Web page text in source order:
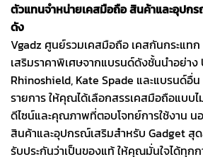
ตัวแทนจำหน่ายเคสมือถือ สินค้าและอุปก
ดัง
Vgadz ศูนย์รวมเคสมือถือ เคสกันกระแท
เสริมราคาพิเศษจากแบรนด์ดังชั้นนำอย่าง
Rhinoshield, Kate Spade และแบรนด์อื่
รายการ ให้คุณได้เลือกสรรเคสมือถือแบบ
ดีไซน์และคุณภาพที่ตอบโจทย์การใช้งาน น
สินค้าและอุปกรณ์เสริมสำหรับ Gadget สุ
รับประกันว่าเป็นของแท้ ให้คุณมั่นใจได้ทุก